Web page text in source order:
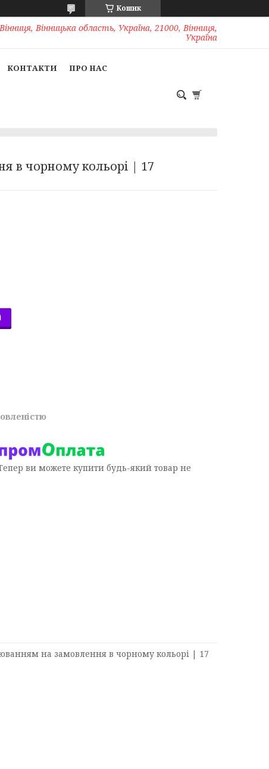
Кошик
Вінницька область, Україна, 21000, Вінниця,
Україна
КОНТАКТИ ПРО НАС
в чорному кольорі | 17
ви можете купити будь-який товар не
на замовлення в чорному кольорі | 17